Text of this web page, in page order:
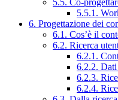
5.5. Co-
5.5.1.
6. Progettazione dei
6.1. Cos’è il
6.2. Ricerca
6.2.1.
6.2.2.
6.2.3.
6.2.4.